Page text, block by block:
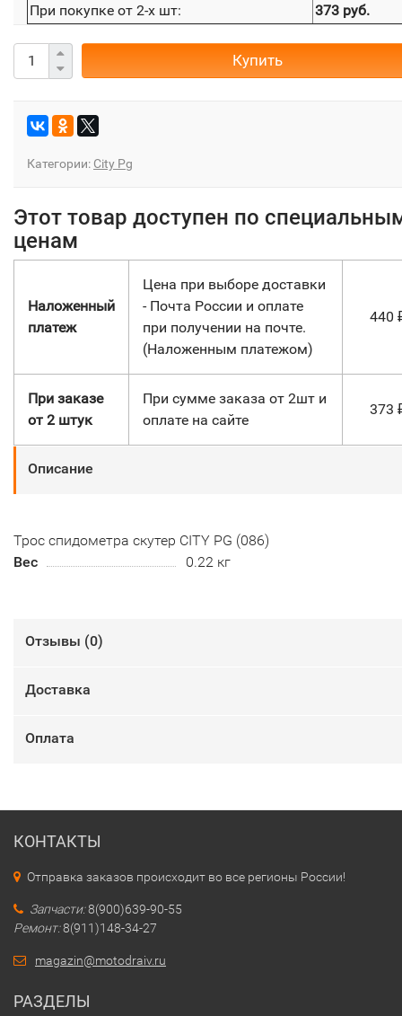
При покупке от 2-х шт:
373 руб.
Купить
Категории: City Pg
Этот товар доступен по
ценам
Наложенный
платеж
Цена при выборе доставки
- Почта России и оплате
при получении на почте.
(Наложенным платежом)
440
При заказе
от 2 штук
При сумме заказа от 2шт и
оплате на сайте
373
Описание
Трос спидометра скутер CITY PG (086)
Вес
0.22 кг
Отзывы (0)
Доставка
Оплата
КОНТАКТЫ
Отправка заказов происходит во все регионы России!
Запчасти:8(900)639-90-55
Ремонт:8(911)148-34-27
magazin@motodraiv.ru
РАЗДЕЛЫ